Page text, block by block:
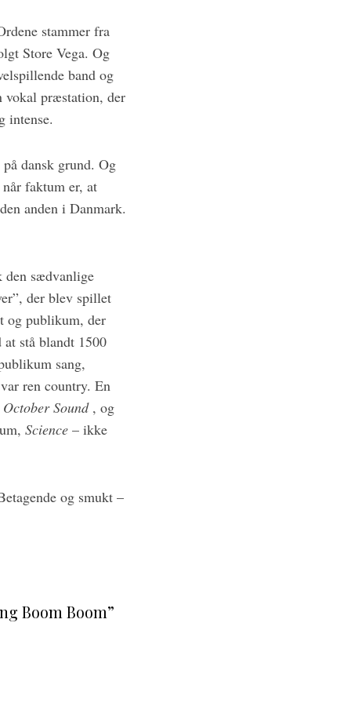
stammer fra
Store Vega. Og
band og
vokal præstation, der
intense.
dansk grund. Og
faktum er, at
anden i Danmark.
den sædvanlige
der blev spillet
og publikum, der
stå blandt 1500
sang,
ren country. En
Sound, og
Science – ikke
og smukt –
Boom Boom”